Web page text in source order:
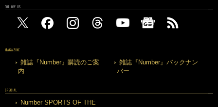
FOLLOW US
MAGAZINE
雑誌『Number』購読のご案
内
雑誌『Number』バックナン
バー
SPECIAL
Number SPORTS OF THE